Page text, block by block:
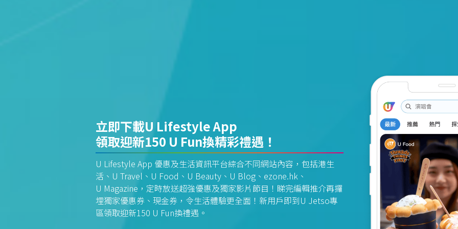
立即下載U Lifestyle App
領取迎新150 U Fun換精彩禮遇！
U Lifestyle App 優惠及生活資訊平台綜合不同網站內容，包括港生
活、U Travel、U Food、U Beauty、U Blog、ezone.hk、
U Magazine，定時放送超強優惠及獨家影片節目！睇完編輯推介再攞
埋獨家優惠券、現金券，令生活體驗更全面！新用戶即到U Jetso專
區領取迎新150 U Fun換禮遇。